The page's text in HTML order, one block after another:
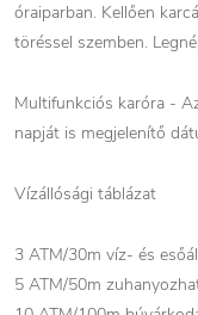
óraiparban. Kellően
töréssel szemben.
Multifunkciós karóra -
napját is megjelenítő
Vízállósági táblázat
3 ATM/30m víz- és
5 ATM/50m